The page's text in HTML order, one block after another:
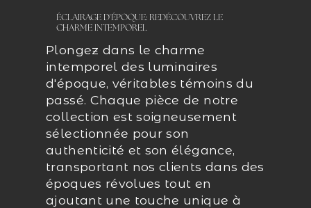
ÉCLAIRAGE D'ÉPOQUE: REDÉCOUVREZ LE
CHARME INTEMPOREL
Plongez dans le charme
intemporel des luminaires
d'époque, véritables témoins du
passé. Chaque pièce de notre
collection est soigneusement
sélectionnée pour son
authenticité et son élégance,
transportant nos clients dans des
époques révolues tout en
ajoutant une touche unique à